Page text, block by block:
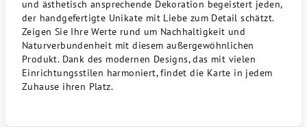
und ästhetisch ansprechende Dekoration begeistert jeden,
der handgefertigte Unikate mit Liebe zum Detail schätzt.
Zeigen Sie Ihre Werte rund um Nachhaltigkeit und
Naturverbundenheit mit diesem außergewöhnlichen
Produkt. Dank des modernen Designs, das mit vielen
Einrichtungsstilen harmoniert, findet die Karte in jedem
Zuhause ihren Platz.